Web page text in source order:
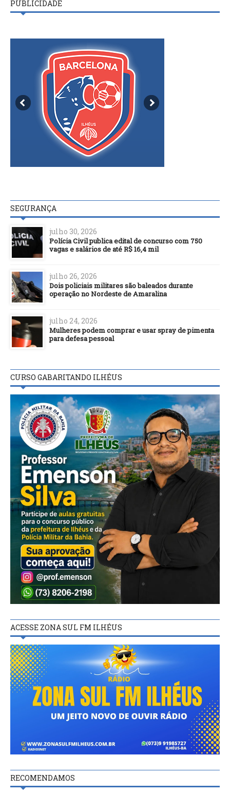
PUBLICIDADE
SEGURANÇA
julho 30, 2026
Polícia Civil publica edital de concurso com 750
vagas e salários de até R$ 16,4 mil
julho 26, 2026
Dois policiais militares são baleados durante
operação no Nordeste de Amaralina
julho 24, 2026
Mulheres podem comprar e usar spray de pimenta
para defesa pessoal
CURSO GABARITANDO ILHÉUS
ACESSE ZONA SUL FM ILHÉUS
RECOMENDAMOS